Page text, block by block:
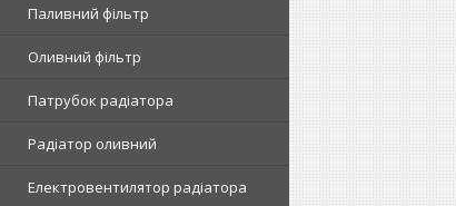
Паливний фільтр
Оливний фільтр
Патрубок радіатора
Радіатор оливний
Електровентилятор радіатора